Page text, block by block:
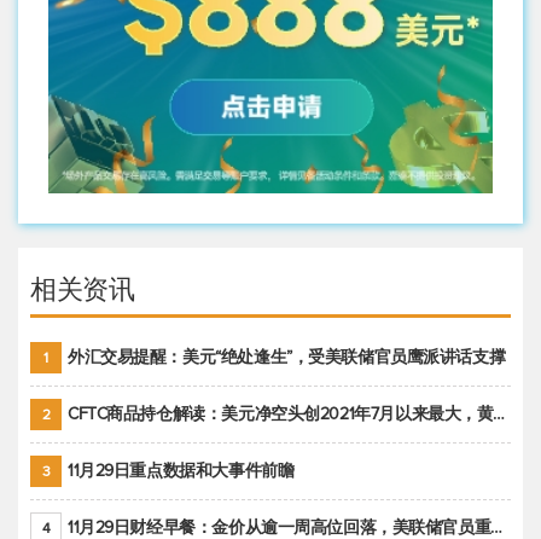
相关资讯
1 外汇交易提醒：美元“绝处逢生”，受美联储官员鹰派讲话支撑
2 CFTC商品持仓解读：美元净空头创2021年7月以来最大，黄金期货投机性净多头头寸减少
3 11月29日重点数据和大事件前瞻
4 11月29日财经早餐：金价从逾一周高位回落，美联储官员重申鹰派立场推动美元回升